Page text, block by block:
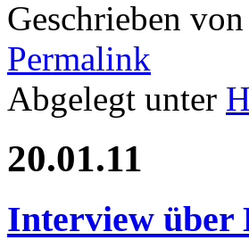
Geschrieben
Permalink
Abgelegt unter
20.01.11
Interview über